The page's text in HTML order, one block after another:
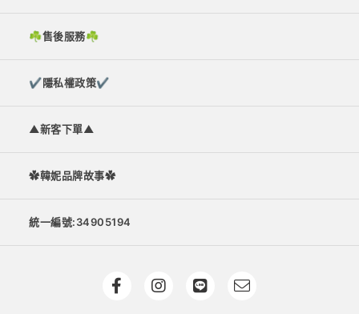
☘︎售後服務☘︎
✔隱私權政策✔
▲新客下單▲
✿韓妮品牌故事✿
統一編號:34905194